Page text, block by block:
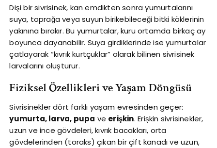
Dişi bir sivrisinek, kan emdikten sonra yumurtalarını
suya, toprağa veya suyun birikebileceği bitki köklerinin
yakınına bırakır. Bu yumurtalar, kuru ortamda birkaç ay
boyunca dayanabilir. Suya girdiklerinde ise yumurtalar
çatlayarak “kıvrık kurtçuklar” olarak bilinen sivrisinek
larvalarını oluşturur.
Fiziksel Özellikleri ve Yaşam Döngüsü
Sivrisinekler dört farklı yaşam evresinden geçer:
yumurta, larva, pupa ve erişkin. Erişkin sivrisinekler,
uzun ve ince gövdeleri, kıvrık bacakları, orta
gövdelerinden (toraks) çıkan bir çift kanadı ve uzun,